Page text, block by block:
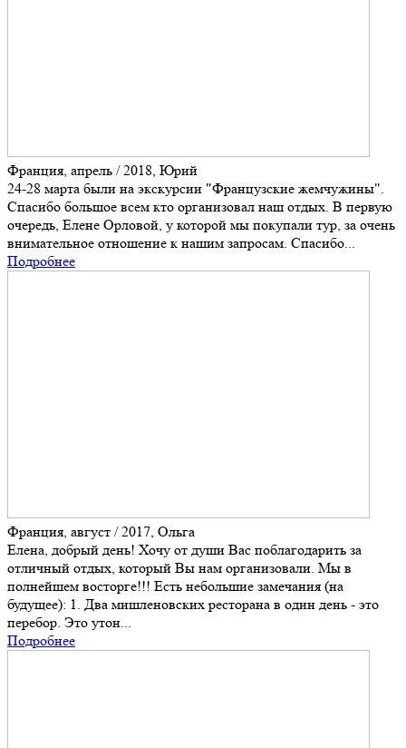
Франция, апрель / 2018, Юрий
24-28 марта были на экскурсии "Французские жемчужины".
Спасибо большое всем кто организовал наш отдых. В первую
очередь, Елене Орловой, у которой мы покупали тур, за очень
внимательное отношение к нашим запросам. Спасибо...
Подробнее
Франция, август / 2017, Ольга
Елена, добрый день! Хочу от души Вас поблагодарить за
отличный отдых, который Вы нам организовали. Мы в
полнейшем восторге!!! Есть небольшие замечания (на
будущее): 1. Два мишленовских ресторана в один день - это
перебор. Это утон...
Подробнее